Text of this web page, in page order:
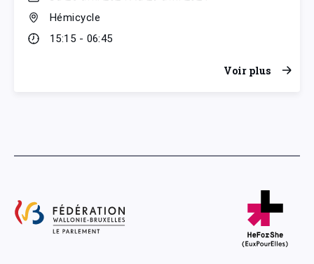
Hémicycle
15:15 - 06:45
Voir plus